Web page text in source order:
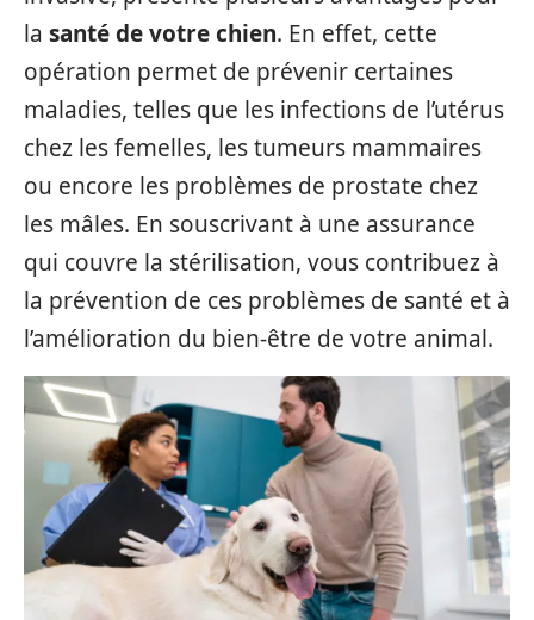
la santé de votre chien. En effet, cette
opération permet de prévenir certaines
maladies, telles que les infections de l’utérus
chez les femelles, les tumeurs mammaires
ou encore les problèmes de prostate chez
les mâles. En souscrivant à une assurance
qui couvre la stérilisation, vous contribuez à
la prévention de ces problèmes de santé et à
l’amélioration du bien-être de votre animal.